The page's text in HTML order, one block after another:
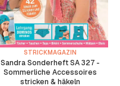
STRICKMAGAZIN
Sandra Sonderheft SA 327 -
Sommerliche Accessoires
stricken & häkeln